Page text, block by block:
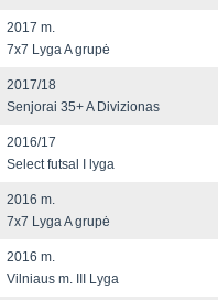
2017 m.
7x7 Lyga A grupė
2017/18
Senjorai 35+ A Divizionas
2016/17
Select futsal I lyga
2016 m.
7x7 Lyga A grupė
2016 m.
Vilniaus m. III Lyga